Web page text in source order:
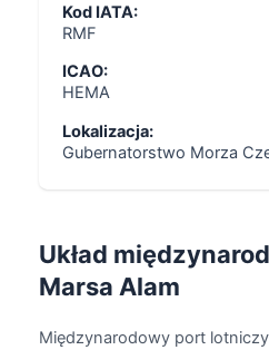
Kod IATA:
RMF
ICAO:
HEMA
Lokalizacja:
Gubernatorstwo Morza
Układ
Marsa Alam
Międzynarodowy port